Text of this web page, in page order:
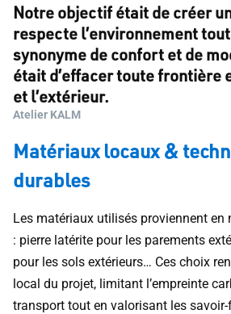
Notre objectif était de créer
respecte l’environnement
synonyme de confort et de
était d’effacer toute frontière
et l’extérieur.
Atelier KALM
Matériaux locaux &
durables
Les matériaux utilisés proviennent en
: pierre latérite pour les parements
pour les sols extérieurs… Ces choix
local du projet, limitant l’empreinte
transport tout en valorisant les